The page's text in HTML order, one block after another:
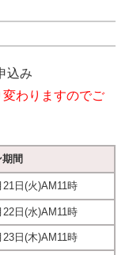
込み
わりますのでご
期間
日(火)AM11時
日(水)AM11時
日(木)AM11時